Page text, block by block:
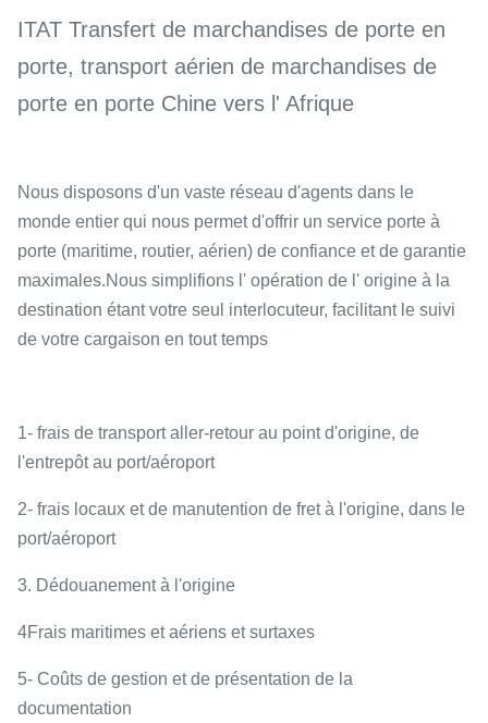
ITAT Transfert de marchandises de porte en
porte, transport aérien de marchandises de
porte en porte Chine vers l' Afrique
Nous disposons d'un vaste réseau d'agents dans le
monde entier qui nous permet d'offrir un service porte à
porte (maritime, routier, aérien) de confiance et de garantie
maximales.Nous simplifions l' opération de l' origine à la
destination étant votre seul interlocuteur, facilitant le suivi
de votre cargaison en tout temps
1- frais de transport aller-retour au point d'origine, de
l'entrepôt au port/aéroport
2- frais locaux et de manutention de fret à l'origine, dans le
port/aéroport
3. Dédouanement à l'origine
4Frais maritimes et aériens et surtaxes
5- Coûts de gestion et de présentation de la
documentation